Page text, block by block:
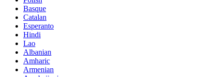
Basque
Catalan
Esperanto
Hindi
Lao
Albanian
Amharic
Armenian